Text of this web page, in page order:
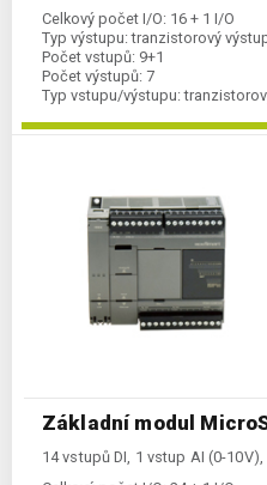
Celkový počet I/O: 16 + 1 I/O
Typ výstupu: tranzistorový
Počet vstupů: 9+1
Počet výstupů: 7
Typ vstupu/výstupu:
Kategorie: FC6A-CPU
Základní modul
14 vstupů DI, 1 vstup AI (0-